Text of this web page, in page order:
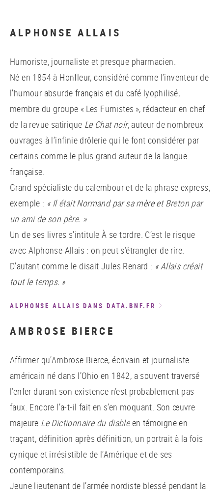
ALPHONSE ALLAIS
Humoriste, journaliste et presque pharmacien.
Né en 1854 à Honfleur, considéré comme l’inventeur de
l’humour absurde français et du café lyophilisé,
membre du groupe « Les Fumistes », rédacteur en chef
de la revue satirique Le Chat noir, auteur de nombreux
ouvrages à l’infinie drôlerie qui le font considérer par
certains comme le plus grand auteur de la langue
française.
Grand spécialiste du calembour et de la phrase express,
exemple : « Il était Normand par sa mère et Breton par
un ami de son père. »
Un de ses livres s’intitule À se tordre. C’est le risque
avec Alphonse Allais : on peut s’étrangler de rire.
D’autant comme le disait Jules Renard : « Allais créait
tout le temps. »
ALPHONSE ALLAIS DANS DATA.BNF.FR
AMBROSE BIERCE
Affirmer qu’Ambrose Bierce, écrivain et journaliste
américain né dans l’Ohio en 1842, a souvent traversé
l’enfer durant son existence n’est probablement pas
faux. Encore l’a-t-il fait en s’en moquant. Son œuvre
majeure Le Dictionnaire du diableen témoigne en
traçant, définition après définition, un portrait à la fois
cynique et irrésistible de l’Amérique et de ses
contemporains.
Jeune lieutenant de l’armée nordiste blessé pendant la